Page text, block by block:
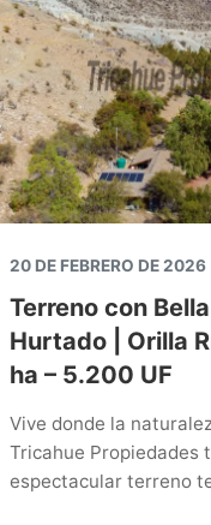
20 DE FEBRERO DE 2026
Terreno con
Hurtado | Orilla
ha – 5.200 UF
Vive donde la
Tricahue Propiedades
espectacular terreno